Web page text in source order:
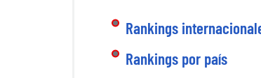
Rankings
Rankings por país